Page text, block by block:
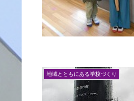
地域とともにある学校づくり